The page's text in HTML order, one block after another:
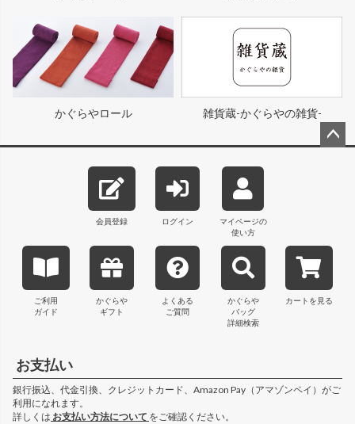
かぐらやロール 雑貨蔵-かぐらやの雑貨-
会員登録 ログイン
マイページの
使い方
ご利用
ガイド
かぐらや
ギフト
よくある
ご質問
かぐらや
バッグ
詳細検索
カートを見る
お支払い
銀行振込、代金引換、クレジットカード、Amazon Pay（アマゾンペイ）がご
利用になれます。
詳しくは お支払い方法について をご確認ください。